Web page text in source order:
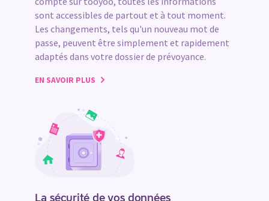
sont accessibles de partout et à tout moment.
Les changements, tels qu'un nouveau mot de
passe, peuvent être simplement et rapidement
adaptés dans votre dossier de prévoyance.
EN SAVOIR PLUS